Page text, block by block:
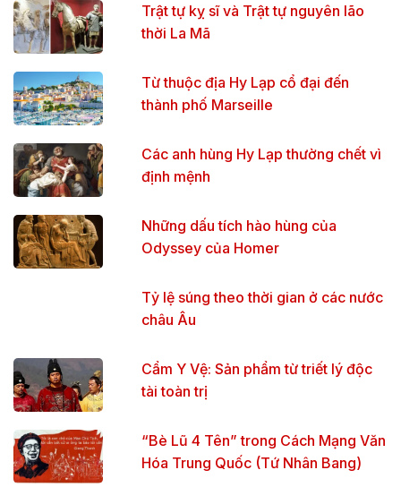
Trật tự kỵ sĩ và Trật tự nguyên lão
thời La Mã
Từ thuộc địa Hy Lạp cổ đại đến
thành phố Marseille
Các anh hùng Hy Lạp thường chết vì
định mệnh
Những dấu tích hào hùng của
Odyssey của Homer
Tỷ lệ súng theo thời gian ở các nước
châu Âu
Cẩm Y Vệ: Sản phẩm từ triết lý độc
tài toàn trị
“Bè Lũ 4 Tên” trong Cách Mạng Văn
Hóa Trung Quốc (Tứ Nhân Bang)